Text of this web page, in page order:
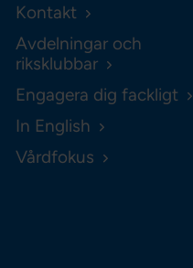
Kontakt
Avdelningar och
riksklubbar
Engagera dig fackligt
In English
Vårdfokus